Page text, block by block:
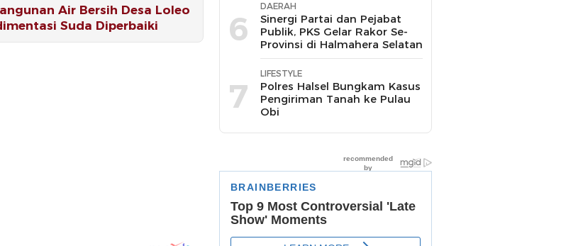
Air Bersih Desa Loleo
Suda Diperbaiki
6
DAERAH
Sinergi Partai dan Pejabat
Publik, PKS Gelar Rakor Se-
Provinsi di Halmahera Selatan
7
LIFESTYLE
Polres Halsel Bungkam Kasus
Pengiriman Tanah ke Pulau
Obi